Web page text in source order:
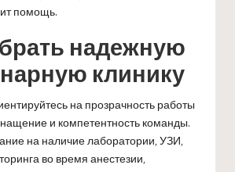
помощь.
надежную
клинику
на прозрачность работы
и компетентность команды.
на наличие лаборатории, УЗИ,
во время анестезии,